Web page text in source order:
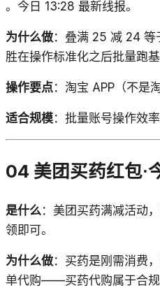
。今日 13:28 最新线报。
为什么做：叠满 25 减 24 等
胜在操作标准化之后批量跑基
操作要点：淘宝 APP（不是
适合规模：批量账号操作效
04 美团买药红包·
是什么 ：美团买药满减活动
领即可。
为什么做：买药是刚需消费
单代购——买药代购属于合规